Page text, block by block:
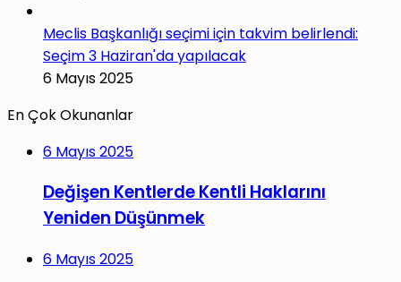
Meclis Başkanlığı seçimi için takvim belirlendi:
Seçim 3 Haziran'da yapılacak
6 Mayıs 2025
En Çok Okunanlar
6 Mayıs 2025
Değişen Kentlerde Kentli Haklarını
Yeniden Düşünmek
6 Mayıs 2025